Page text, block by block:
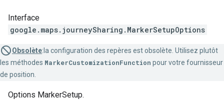
Interface
google.maps.journeySharing . MarkerSetupOptions
Obsolète:la configuration des repères est obsolète. Utilisez plutôt
les méthodes MarkerCustomizationFunction pour votre fournisseur
de position.
Options MarkerSetup.